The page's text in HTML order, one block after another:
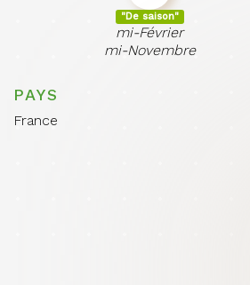
"De saison"
mi-Février
mi-Novembre
PAYS
France